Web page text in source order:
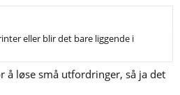
eller blir det bare liggende i
å løse små utfordringer, så ja det